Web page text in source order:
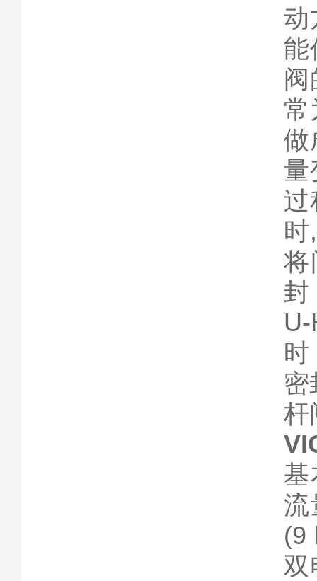
动
能
常
做
量
过
时
将
封
密
杆
基
流
(9
双